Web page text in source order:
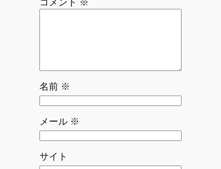
名前 ※
メール ※
サイト